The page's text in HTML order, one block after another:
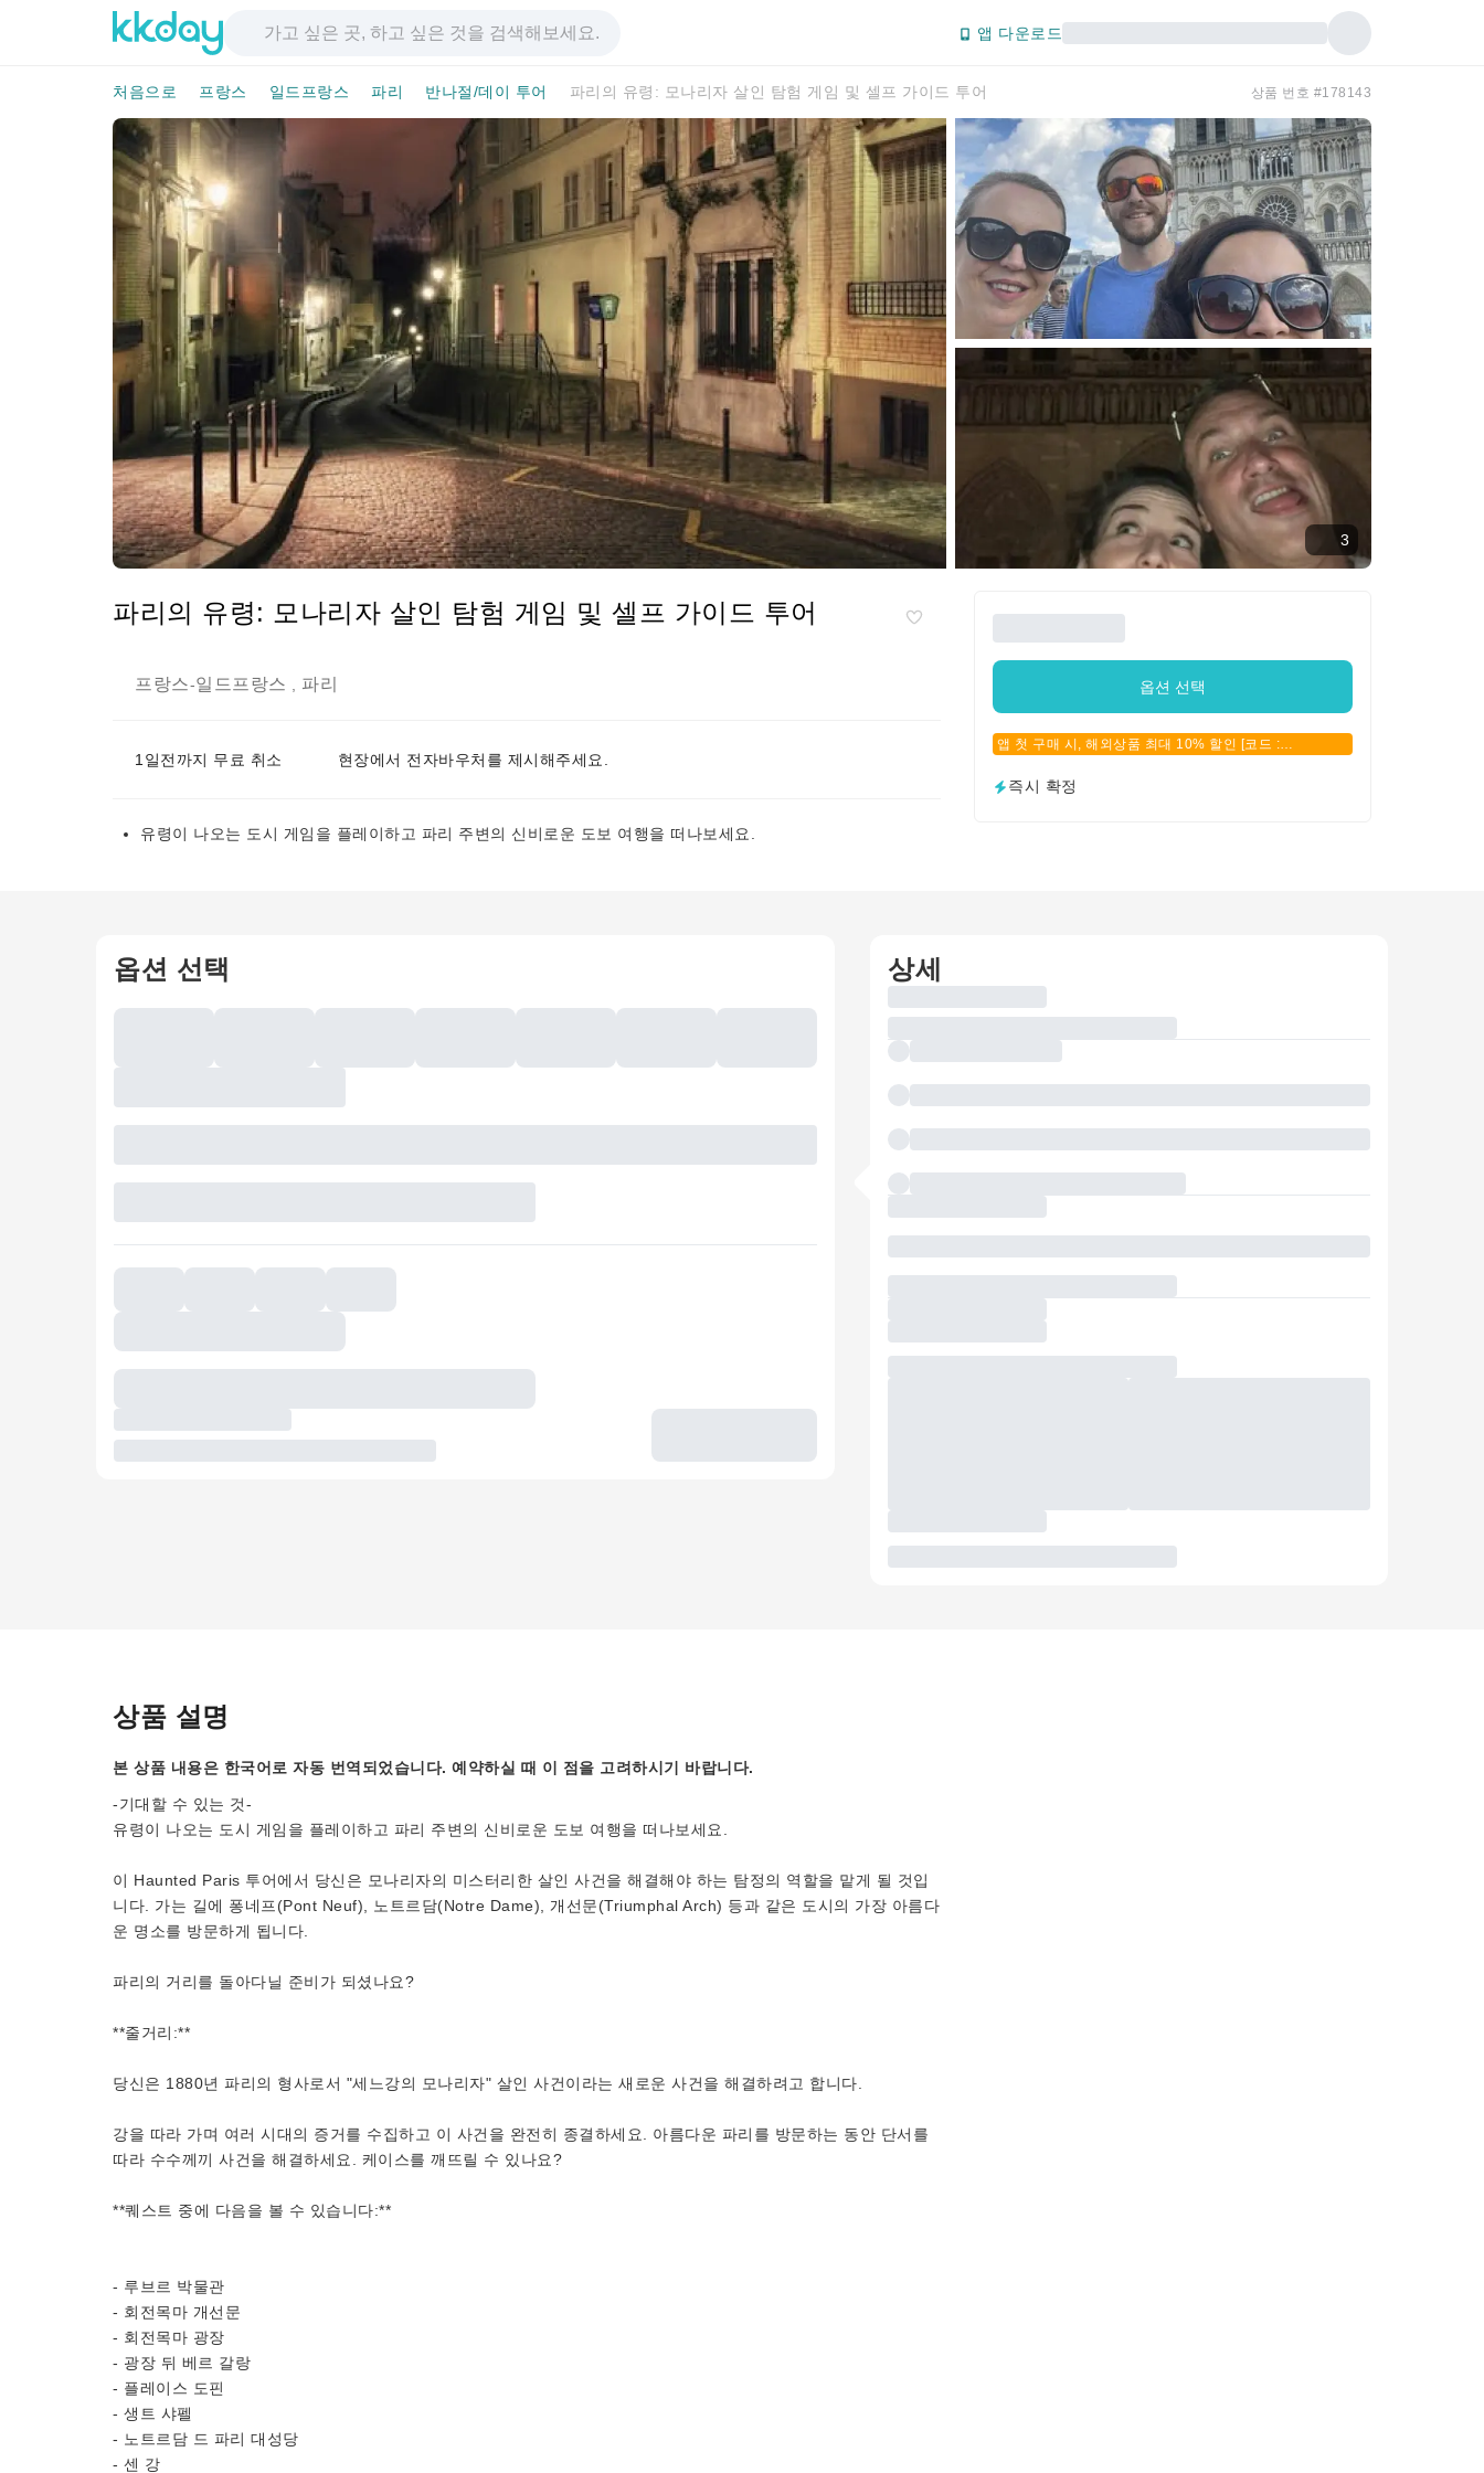
앱 다운로드
처음으로 프랑스 일드프랑스 파리 반나절/데이 투어 파리의 유령: 모나리자 살인 탐험 게임 및 셀프 가이드 투어 상품 번호 #178143
3
파리의 유령: 모나리자 살인 탐험 게임 및 셀프 가이드 투어
프랑스-일드프랑스 파리
1일전까지 무료 취소 현장에서 전자바우처를 제시해주세요.
유령이 나오는 도시 게임을 플레이하고 파리 주변의 신비로운 도보 여행을 떠나보세요.
옵션 선택
앱 첫 구매 시, 해외상품 최대 10% 할인 [코드 :
즉시 확정
옵션 선택 상세
상품 설명
본 상품 내용은 한국어로 자동 번역되었습니다. 예약하실 때 이 점을 고려하시기 바랍니다.
-기대할 수 있는 것-
유령이 나오는 도시 게임을 플레이하고 파리 주변의 신비로운 도보 여행을 떠나보세요.
이 Haunted Paris 투어에서 당신은 모나리자의 미스터리한 살인 사건을 해결해야 하는 탐정의 역할을 맡게 될 것입
니다. 가는 길에 퐁네프(Pont Neuf), 노트르담(Notre Dame), 개선문(Triumphal Arch) 등과 같은 도시의 가장 아름다
운 명소를 방문하게 됩니다.
파리의 거리를 돌아다닐 준비가 되셨나요?
**줄거리:**
당신은 1880년 파리의 형사로서 "세느강의 모나리자" 살인 사건이라는 새로운 사건을 해결하려고 합니다.
강을 따라 가며 여러 시대의 증거를 수집하고 이 사건을 완전히 종결하세요. 아름다운 파리를 방문하는 동안 단서를
따라 수수께끼 사건을 해결하세요. 케이스를 깨뜨릴 수 있나요?
**퀘스트 중에 다음을 볼 수 있습니다:**
- 루브르 박물관
- 회전목마 개선문
- 회전목마 광장
- 광장 뒤 베르 갈랑
- 플레이스 도핀
- 생트 샤펠
- 노트르담 드 파리 대성당
- 센 강